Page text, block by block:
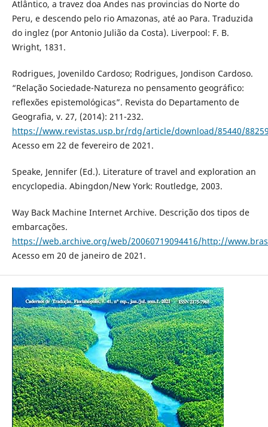
Atlântico, a travez doa Andes nas provincias do Norte do
Peru, e descendo pelo rio Amazonas, até ao Para. Traduzida
do inglez (por Antonio Julião da Costa). Liverpool: F. B.
Wright, 1831.
Rodrigues, Jovenildo Cardoso; Rodrigues, Jondison Cardoso.
“Relação Sociedade-Natureza no pensamento geográfico:
reflexões epistemológicas”. Revista do Departamento de
Geografia, v. 27, (2014): 211-232.
https://www.revistas.usp.br/rdg/article/download/85440/
Acesso em 22 de fevereiro de 2021.
Speake, Jennifer (Ed.). Literature of travel and exploration an
encyclopedia. Abingdon/New York: Routledge, 2003.
Way Back Machine Internet Archive. Descrição dos tipos de
embarcações.
https://web.archive.org/web/20060719094416/http://
Acesso em 20 de janeiro de 2021.